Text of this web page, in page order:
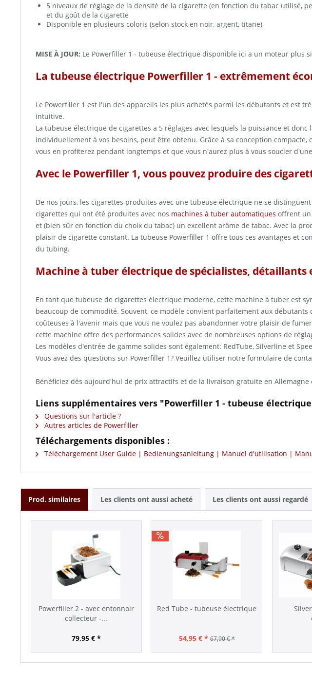
5 niveaux de réglage de la densité de la cigarette (en fonction du tabac utilisé,
et du goût de la cigarette
Disponible en plusieurs coloris (selon stock en noir, argent, titane)
MISE À JOUR: Le Powerfiller 1 - tubeuse électrique disponible ici a un moteur plus
La tubeuse électrique Powerfiller 1 - extrêmement
Le Powerfiller 1 est l'un des appareils les plus achetés parmi les débutants et est
intuitive.
La tubeuse électrique de cigarettes a 5 réglages avec lesquels la puissance et
individuellement à vos besoins, peut être obtenu. Grâce à sa conception
vous en profiterez pendant longtemps et que vous n'aurez plus à vous soucier
Avec le Powerfiller 1, vous pouvez produire des
De nos jours, les cigarettes produites avec une tubeuse électrique ne se
cigarettes qui ont été produites avec nos machines à tuber automatiques offrent un
et (bien sûr en fonction du choix du tabac) un excellent arôme de tabac. Avec la
plaisir de cigarette constant. La tubeuse Powerfiller 1 offre tous ces avantages et
du tubing.
Machine à tuber électrique de spécialistes,
En tant que tubeuse de cigarettes électrique moderne, cette machine à tuber est
beaucoup de commodité. Souvent, ce modèle convient parfaitement aux
coûteuses à l'avenir mais que vous ne voulez pas abandonner votre plaisir de
cette machine offre des performances solides avec de nombreuses options de
Les modèles d'entrée de gamme solides sont également: RedTube, Silverline et
Vous avez des questions sur Powerfiller 1? Veuillez utiliser notre formulaire de
Bénéficiez dès aujourd'hui de prix attractifs et de la livraison gratuite en Allemagne
Liens supplémentaires vers "Powerfiller 1 - tubeuse
Questions sur l'article ?
Autres articles de Powerfiller
Téléchargements disponibles :
Téléchargement User Guide | Bedienungsanleitung | Manuel d'utilisation |
Prod. similaires Les clients ont aussi acheté Les clients ont aussi regardé
Powerfiller 2 - avec entonnoir
collecteur -...
79,95 € *
Red Tube - tubeuse électrique
54,95 € * 67,90 € *